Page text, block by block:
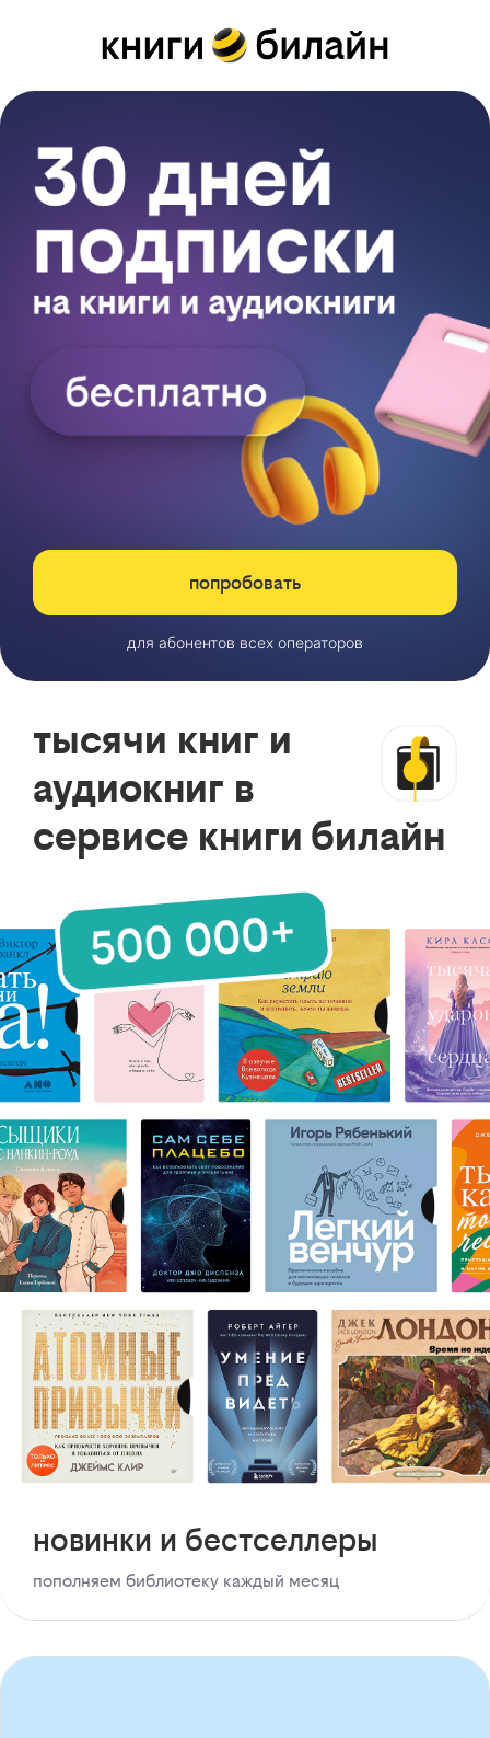
попробовать
для абонентов всех операторов
тысячи книг и
аудиокниг в
сервисе книги билайн
новинки и бестселлеры
пополняем библиотеку каждый месяц